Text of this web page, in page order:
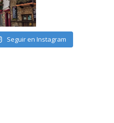
Seguir en Instagram